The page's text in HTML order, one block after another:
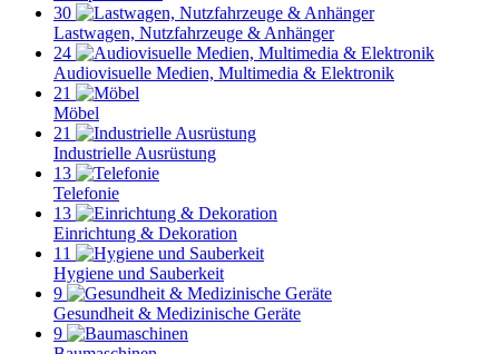
30
Lastwagen, Nutzfahrzeuge & Anhänger
24
Audiovisuelle Medien, Multimedia & Elektronik
21
Möbel
21
Industrielle Ausrüstung
13
Telefonie
13
Einrichtung & Dekoration
11
Hygiene und Sauberkeit
9
Gesundheit & Medizinische Geräte
9